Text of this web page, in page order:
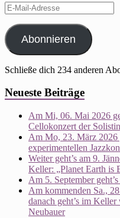
E-
Mail-
Adresse
Abonnieren
Schließe dich 234 anderen
Neueste Beiträge
Am Mi, 06. Mai 2026
Cellokonzert der
Am Mo, 23. März 2026
experimentellen
Weiter geht’s am 9.
Keller: „Planet Earth is
Am 5. September
Am kommenden Sa.,
danach geht’s im
Neubauer